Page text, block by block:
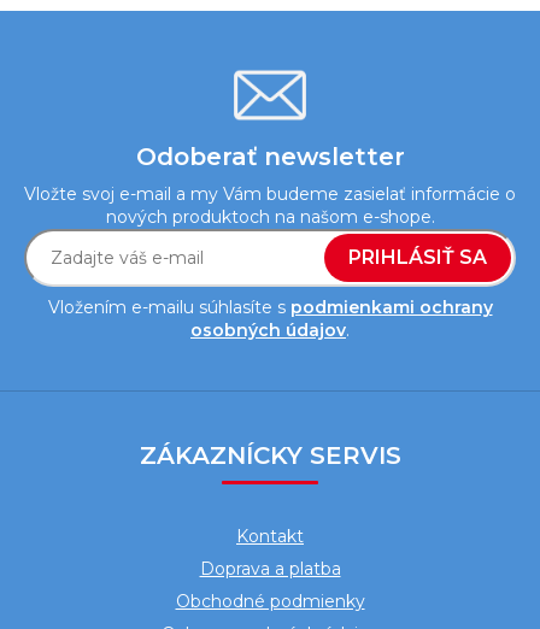
Odoberať newsletter
Vložte svoj e-mail a my Vám budeme zasielať informácie o
nových produktoch na našom e-shope.
Vložením e-mailu súhlasíte s podmienkami ochrany
osobných údajov.
PRIHLÁSIŤ SA
ZÁKAZNÍCKY SERVIS
Kontakt
Doprava a platba
Obchodné podmienky